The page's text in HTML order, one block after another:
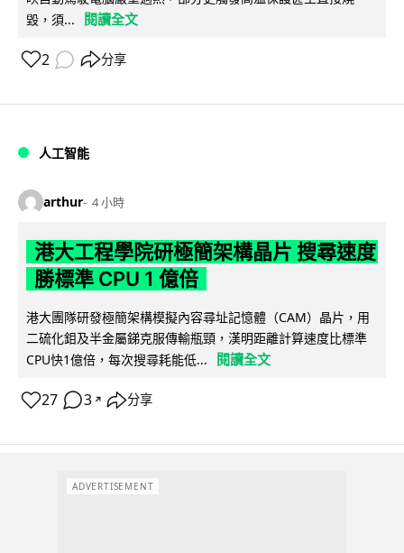
毀，須...
閱讀全文
2 分享
人工智能
arthur 4 小時
港大工程學院研極簡架構晶片 搜尋速度
勝標準 CPU 1 億倍
港大團隊研發極簡架構模擬內容尋址記憶體（CAM）晶片，用
二硫化鉬及半金屬銻克服傳輸瓶頸，漢明距離計算速度比標準
CPU快1億倍，每次搜尋耗能低...
閱讀全文
27 3 ↗ 分享
ADVERTISEMENT